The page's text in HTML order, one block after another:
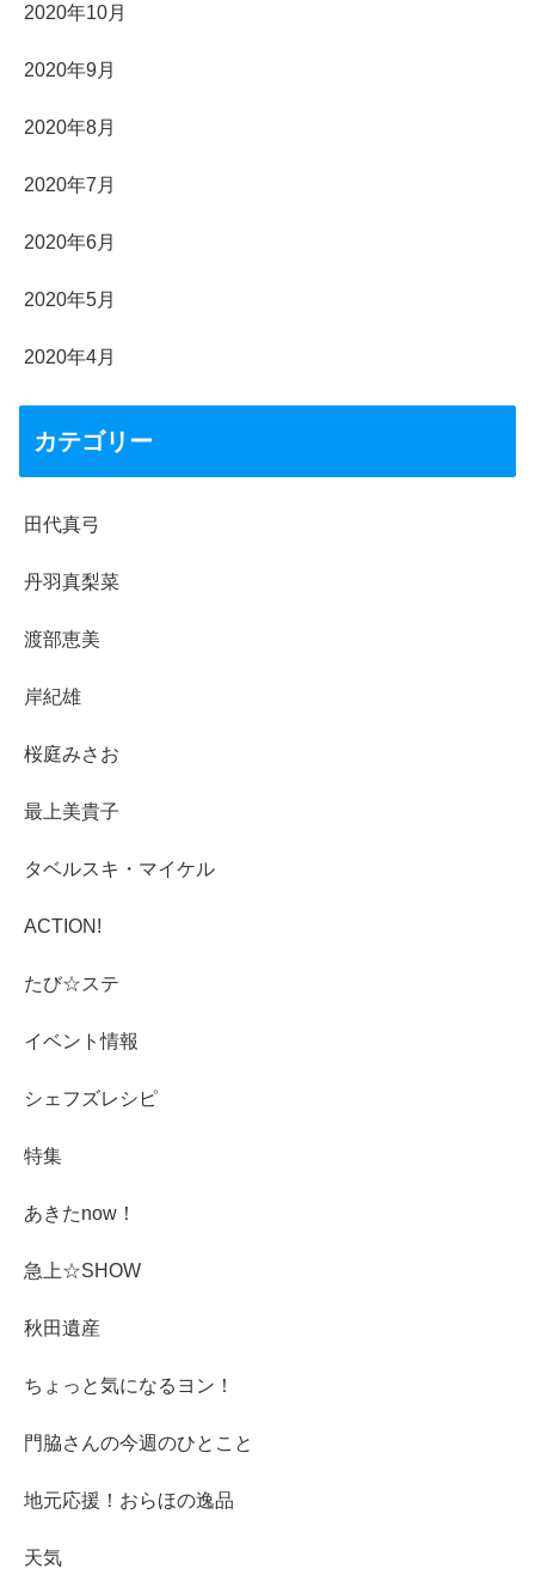
2020年10月
2020年9月
2020年8月
2020年7月
2020年6月
2020年5月
2020年4月
カテゴリー
田代真弓
丹羽真梨菜
渡部恵美
岸紀雄
桜庭みさお
最上美貴子
タベルスキ・マイケル
ACTION!
たび☆ステ
イベント情報
シェフズレシピ
特集
あきたnow！
急上☆SHOW
秋田遺産
ちょっと気になるヨン！
門脇さんの今週のひとこと
地元応援！おらほの逸品
天気